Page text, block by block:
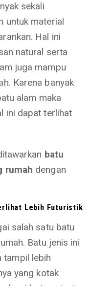
sekali
untuk material
Hal ini
natural serta
juga mampu
Karena banyak
alam maka
ini dapat terlihat
batu
rumah dengan
Lebih Futuristik
salah satu batu
Batu jenis ini
tampil lebih
yang kotak